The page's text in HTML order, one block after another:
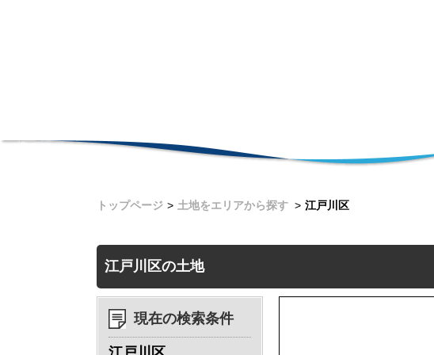
トップページ 土地をエリアから探す 江戸川区
江戸川区の土地
現在の検索条件